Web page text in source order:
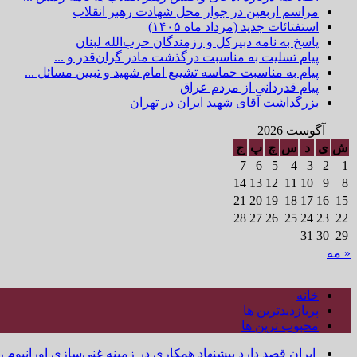
مراسم اربعین در جوار محل شهادت رهبر انقلاب
استفتائات جدید (مرداد ماه ۱۴۰۵)
پاسخ به نامه دبیرکل و رزمندگان حزب‌الله لبنان
پیام تسلیت به مناسبت درگذشت مادر گران‌قدر و ...
پیام به مناسبت حماسه تشییع امام شهید و تبیین مسائل ...
پیام قدردانی از مردم عراق
بزرگداشت آقای شهید ایران در تهران
آگوست 2026
ش ی د س چ پ ج
1
2
3
4
5
6
7
8
9
10
11
12
13
14
15
16
17
18
19
20
21
22
23
24
25
26
27
28
29
30
31
« مه
خانه
پربازدیدترین ها
محبوب ترین ها
ایران قصد دارد پیشنهاد همکاری در زمینه غنی‌سازی